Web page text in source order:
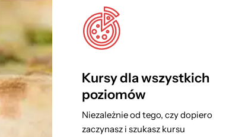
Kursy dla wszystkich
poziomów
Niezależnie od tego, czy dopiero
zaczynasz i szukasz kursu